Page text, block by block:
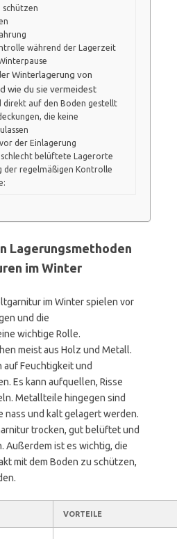
während der Lagerzeit
Winterlagerung von
wie du sie vermeidest
direkt auf den Boden gestellt
die keine
der Einlagerung
belüftete Lagerorte
der regelmäßigen Kontrolle
Lagerungsmethoden
im Winter
im Winter spielen vor
und die
wichtige Rolle.
meist aus Holz und Metall.
Feuchtigkeit und
Es kann aufquellen, Risse
Metallteile hingegen sind
nass und kalt gelagert werden.
trocken, gut belüftet und
Außerdem ist es wichtig, die
mit dem Boden zu schützen,
VORTEILE